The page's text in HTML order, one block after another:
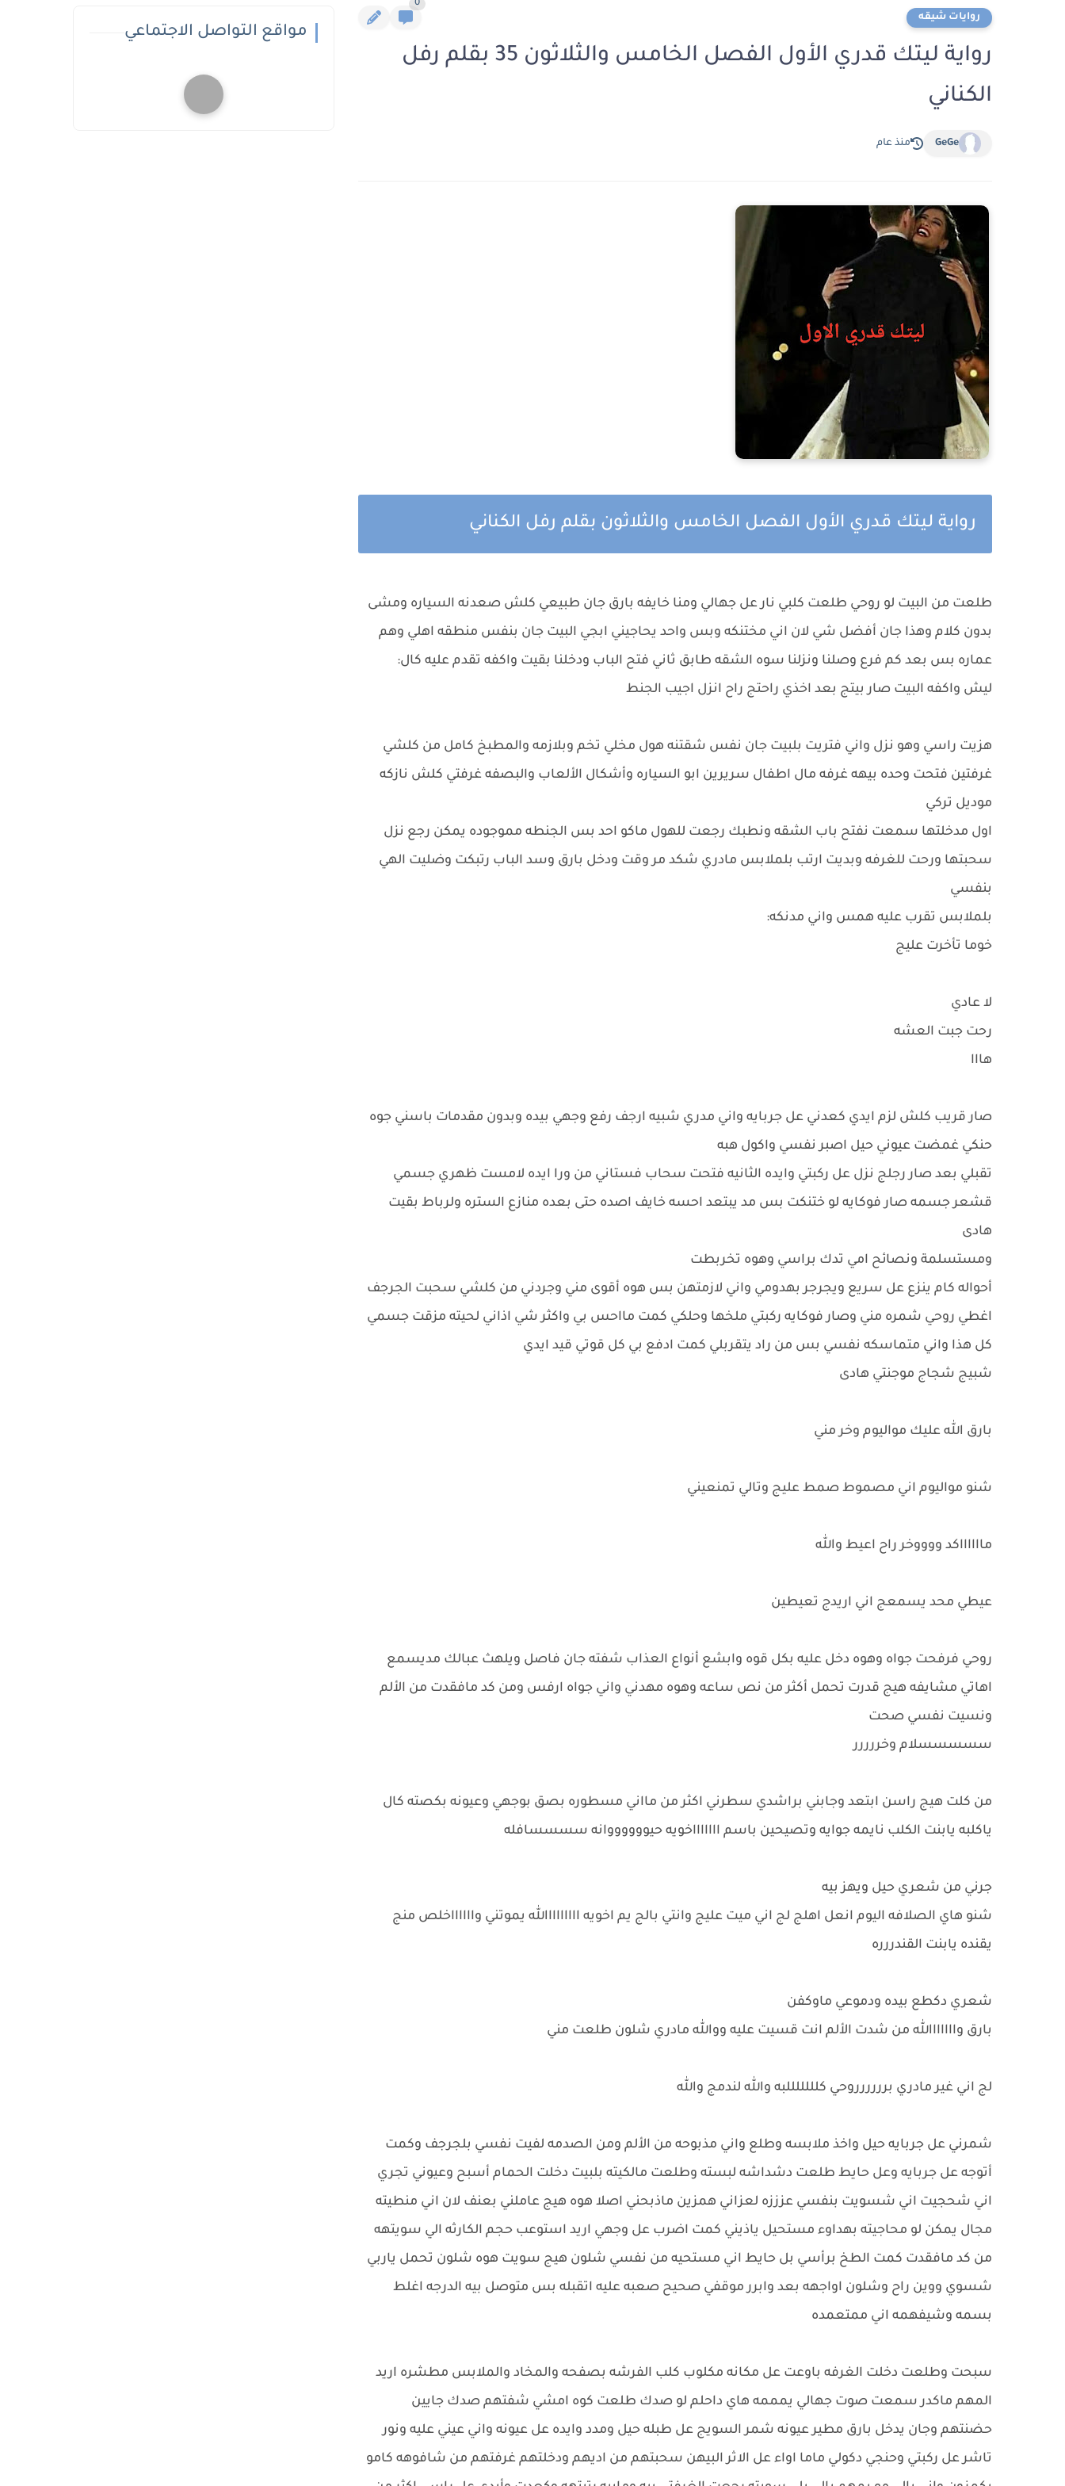
روايات شيقه
0
رواية ليتك قدري الأول الفصل الخامس والثلاثون 35 بقلم رفل
الكناني
GeGe منذ عام
رواية ليتك قدري الأول الفصل الخامس والثلاثون بقلم رفل الكناني
طلعت من البيت لو روحي طلعت كلبي نار عل جهالي ومنا خايفه بارق جان طبيعي كلش صعدنه السياره ومشى
بدون كلام وهذا جان أفضل شي لان اني مختنكه وبس واحد يحاجيني ابجي البيت جان بنفس منطقه اهلي وهم
عماره بس بعد كم فرع وصلنا ونزلنا سوه الشقه طابق ثاني فتح الباب ودخلنا بقيت واكفه تقدم عليه كال:
ليش واكفه البيت صار بيتج بعد اخذي راحتج راح انزل اجيب الجنط
هزيت راسي وهو نزل واني فتريت بلبيت جان نفس شقتنه هول مخلي تخم وبلازمه والمطبخ كامل من كلشي
غرفتين فتحت وحده بيهه غرفه مال اطفال سريرين ابو السياره وأشكال الألعاب والبصفه غرفتي كلش نازكه
موديل تركي
اول مدخلتها سمعت نفتح باب الشقه ونطبك رجعت للهول ماكو احد بس الجنطه مموجوده يمكن رجع نزل
سحبتها ورحت للغرفه وبديت ارتب بلملابس مادري شكد مر وقت ودخل بارق وسد الباب رتبكت وضليت الهي
بنفسي
بلملابس تقرب عليه همس واني مدنكه:
خوما تأخرت عليج
لا عادي
رحت جبت العشه
هااا
صار قريب كلش لزم ايدي كعدني عل جربايه واني مدري شبيه ارجف رفع وجهي بيده وبدون مقدمات باسني جوه
حنكي غمضت عيوني حيل اصبر نفسي واكول هبه
تقبلي بعد صار رجلج نزل عل ركبتي وايده الثانيه فتحت سحاب فستاني من ورا ايده لامست ظهري جسمي
قشعر جسمه صار فوكايه لو ختنكت بس مد يبتعد احسه خايف اصده حتى بعده منازع الستره ولرباط بقيت
هادى
ومستسلمة ونصائح امي تدك براسي وهوه تخربطت
أحواله كام ينزع عل سريع ويجرجر بهدومي واني لازمتهن بس هوه أقوى مني وجردني من كلشي سحبت الجرجف
اغطي روحي شمره مني وصار فوكايه ركبتي ملخها وحلكي كمت مااحس بي واكثر شي اذاني لحيته مزقت جسمي
كل هذا واني متماسكه نفسي بس من راد يتقربلي كمت ادفع بي كل قوتي قيد ايدي
شبيج شجاج موجنتي هادى
بارق الله عليك مواليوم وخر مني
شنو مواليوم اني مصموط صمط عليج وتالي تمنعيني
مااااااكد ووووخر راح اعيط والله
عيطي محد يسمعج اني اريدج تعيطين
روحي فرفحت جواه وهوه دخل عليه بكل قوه وابشع أنواع العذاب شفته جان فاصل ويلهث عبالك مديسمع
اهاتي مشايفه هيج قدرت تحمل أكثر من نص ساعه وهوه مهدني واني جواه ارفس ومن كد مافقدت من الألم
ونسيت نفسي صحت
سسسسسلام وخررررر
من كلت هيج راسن ابتعد وجابني براشدي سطرني اكثر من مااني مسطوره بصق بوجهي وعيونه بكصته كال
ياكلبه يابنت الكلب نايمه جوايه وتصيحين باسم اااااااخويه حيووووووانه سسسسافله
جرني من شعري حيل ويهز بيه
شنو هاي الصلافه اليوم انعل اهلج لج اني ميت عليج وانتي بالج يم اخويه ااااااااالله يموتني وااااااخلص منج
يقنده يابنت القندررره
شعري دكطع بيده ودموعي ماوكفن
بارق وااااااالله من شدت الألم انت قسيت عليه ووالله مادري شلون طلعت مني
لج اني غير مادري برررررروحي كلللللللبه والله لندمج والله
شمرني عل جربايه حيل واخذ ملابسه وطلع واني مذبوحه من الألم ومن الصدمه لفيت نفسي بلجرجف وكمت
أتوجه عل جربايه وعل حايط طلعت دشداشه لبسته وطلعت مالكيته بلبيت دخلت الحمام أسبح وعيوني تجري
اني شحجيت اني شسويت بنفسي عزززه لعزاني همزين ماذبحني اصلا هوه هيج عاملني بعنف لان اني منطيته
مجال يمكن لو محاجيته بهداوء مستحيل ياذيني كمت اضرب عل وجهي اريد استوعب حجم الكارثه الي سويتهه
من كد مافقدت كمت الطخ برأسي بل حايط اني مستحيه من نفسي شلون هيج سويت هوه شلون تحمل ياربي
شسوي ووين راح وشلون اواجهه بعد وابرر موقفي صحيح صعبه عليه اتقبله بس متوصل بيه الدرجه اغلط
بسمه وشيفهمه اني ممتعمده
سبحت وطلعت دخلت الغرفه باوعت عل مكانه مكلوب كلب الفرشه بصفحه والمخاد والملابس مطشره اريد
المهم ماكدر سمعت صوت جهالي يمممه هاي داحلم لو صدك طلعت كوه امشي شفتهم صدك جايين
حضنتهم وجان يدخل بارق مطير عيونه شمر السويج عل طبله حيل ومدد وايده عل عيونه واني عيني عليه ونور
تاشر عل ركبتي وحنجي دكولي ماما اواء عل الاثر البيهن سحبتهم من اديهم ودخلتهم غرفتهم من شافوهه كامو
مواقع التواصل الاجتماعي